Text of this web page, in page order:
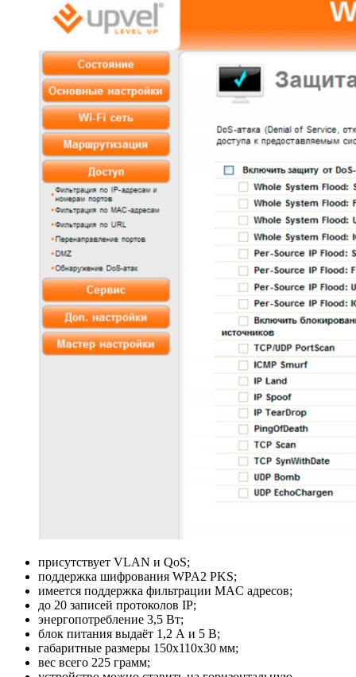
присутствует VLAN и QoS;
поддержка шифрования WPA2 PKS;
имеется поддержка фильтрации MAC адресов;
до 20 записей протоколов IP;
энергопотребление 3,5 Вт;
блок питания выдаёт 1,2 А и 5 В;
габаритные размеры 150х110х30 мм;
вес всего 225 грамм;